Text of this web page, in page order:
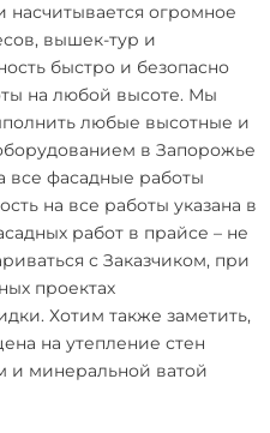
огромное
вышек-тур и
быстро и безопасно
на любой высоте. Мы
любые высотные и
в Запорожье
все фасадные работы
на все работы указана в
работ в прайсе – не
с Заказчиком, при
проектах
Хотим также заметить,
на утепление стен
и минеральной ватой